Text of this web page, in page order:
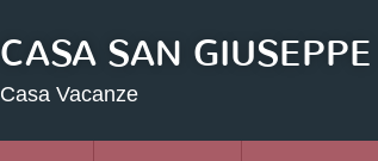
CASA SAN GIUSEPPE
Casa Vacanze